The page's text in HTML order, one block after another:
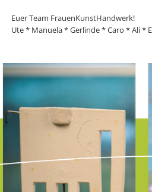
Euer Team FrauenKunstHandwerk!
Ute * Manuela * Gerlinde * Caro * Ali *